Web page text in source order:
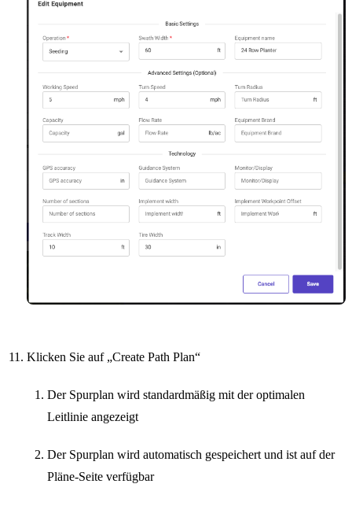
Klicken Sie auf „Create Path Plan“
Der Spurplan wird standardmäßig mit der optimalen
Leitlinie angezeigt
Der Spurplan wird automatisch gespeichert und ist auf der
Pläne-Seite verfügbar